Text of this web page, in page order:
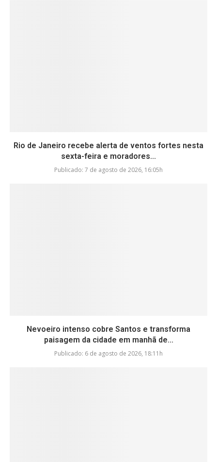
Rio de Janeiro recebe alerta de ventos fortes nesta
sexta-feira e moradores...
Publicado: 7 de agosto de 2026, 16:05h
Nevoeiro intenso cobre Santos e transforma
paisagem da cidade em manhã de...
Publicado: 6 de agosto de 2026, 18:11h